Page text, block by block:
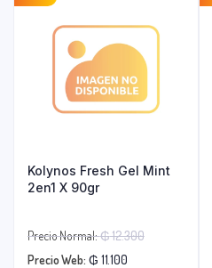
Kolynos Fresh Gel Mint
2en1 X 90gr
Precio Normal:₲12.300El
Precio Web: ₲ 11.100